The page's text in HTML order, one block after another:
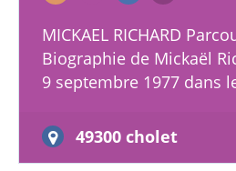
MICKAEL RICHARD
Biographie de Mickaël
9 septembre 1977 dans
l’âge de 7 ans ou ses…
49300 cholet